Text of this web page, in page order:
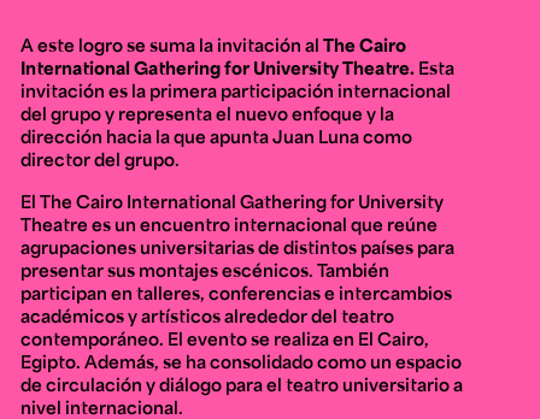
A este logro se suma la invitación al The Cairo
International Gathering for University Theatre. Esta
invitación es la primera participación internacional
del grupo y representa el nuevo enfoque y la
dirección hacia la que apunta Juan Luna como
director del grupo.
El The Cairo International Gathering for University
Theatre es un encuentro internacional que reúne
agrupaciones universitarias de distintos países para
presentar sus montajes escénicos. También
participan en talleres, conferencias e intercambios
académicos y artísticos alrededor del teatro
contemporáneo. El evento se realiza en El Cairo,
Egipto. Además, se ha consolidado como un espacio
de circulación y diálogo para el teatro universitario a
nivel internacional.